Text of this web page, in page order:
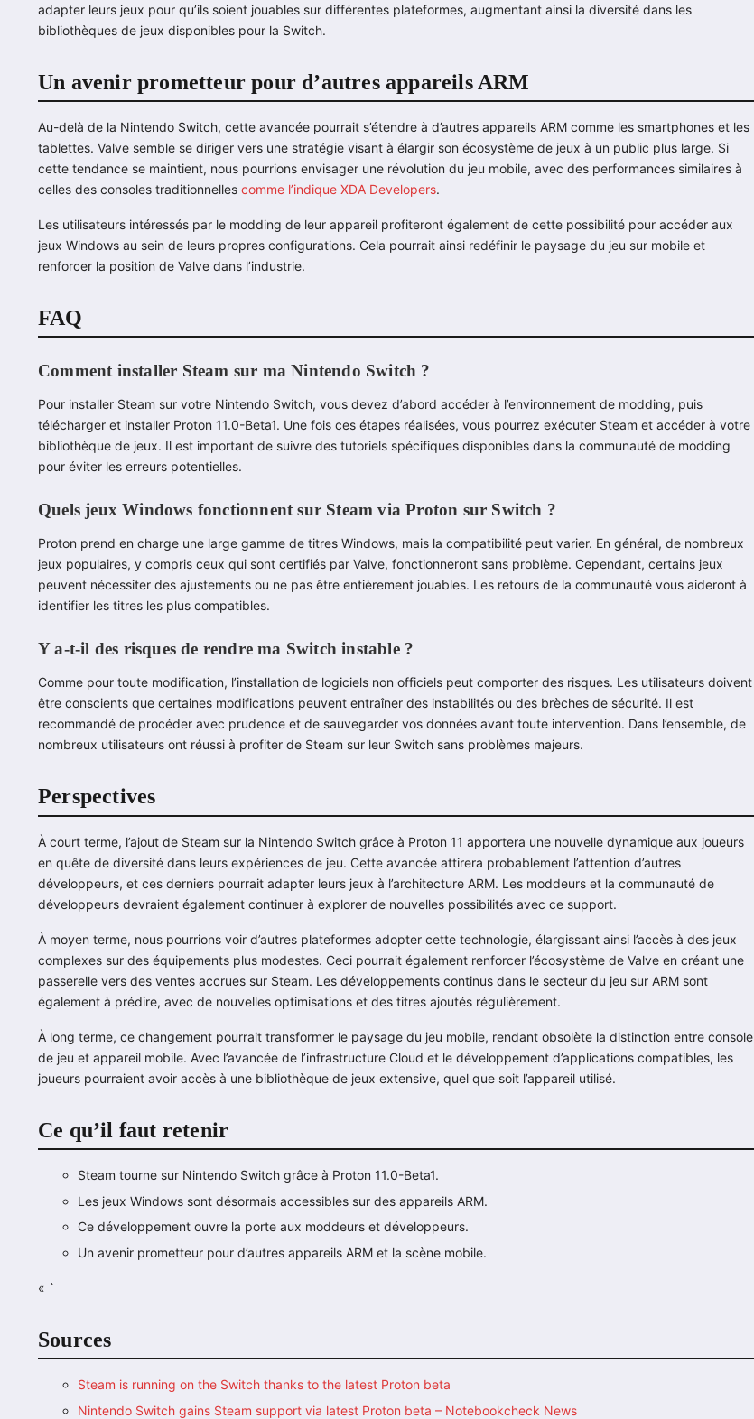
adapter leurs jeux pour qu’ils soient jouables sur différentes plateformes, augmentant ainsi la diversité dans les
bibliothèques de jeux disponibles pour la Switch.
Un avenir prometteur pour d’autres appareils ARM
Au-delà de la Nintendo Switch, cette avancée pourrait s’étendre à d’autres appareils ARM comme les smartphones et les
tablettes. Valve semble se diriger vers une stratégie visant à élargir son écosystème de jeux à un public plus large. Si
cette tendance se maintient, nous pourrions envisager une révolution du jeu mobile, avec des performances similaires à
celles des consoles traditionnelles comme l’indique XDA Developers.
Les utilisateurs intéressés par le modding de leur appareil profiteront également de cette possibilité pour accéder aux
jeux Windows au sein de leurs propres configurations. Cela pourrait ainsi redéfinir le paysage du jeu sur mobile et
renforcer la position de Valve dans l’industrie.
FAQ
Comment installer Steam sur ma Nintendo Switch ?
Pour installer Steam sur votre Nintendo Switch, vous devez d’abord accéder à l’environnement de modding, puis
télécharger et installer Proton 11.0-Beta1. Une fois ces étapes réalisées, vous pourrez exécuter Steam et accéder à votre
bibliothèque de jeux. Il est important de suivre des tutoriels spécifiques disponibles dans la communauté de modding
pour éviter les erreurs potentielles.
Quels jeux Windows fonctionnent sur Steam via Proton sur Switch ?
Proton prend en charge une large gamme de titres Windows, mais la compatibilité peut varier. En général, de nombreux
jeux populaires, y compris ceux qui sont certifiés par Valve, fonctionneront sans problème. Cependant, certains jeux
peuvent nécessiter des ajustements ou ne pas être entièrement jouables. Les retours de la communauté vous aideront à
identifier les titres les plus compatibles.
Y a-t-il des risques de rendre ma Switch instable ?
Comme pour toute modification, l’installation de logiciels non officiels peut comporter des risques. Les utilisateurs doivent
être conscients que certaines modifications peuvent entraîner des instabilités ou des brèches de sécurité. Il est
recommandé de procéder avec prudence et de sauvegarder vos données avant toute intervention. Dans l’ensemble, de
nombreux utilisateurs ont réussi à profiter de Steam sur leur Switch sans problèmes majeurs.
Perspectives
À court terme, l’ajout de Steam sur la Nintendo Switch grâce à Proton 11 apportera une nouvelle dynamique aux joueurs
en quête de diversité dans leurs expériences de jeu. Cette avancée attirera probablement l’attention d’autres
développeurs, et ces derniers pourrait adapter leurs jeux à l’architecture ARM. Les moddeurs et la communauté de
développeurs devraient également continuer à explorer de nouvelles possibilités avec ce support.
À moyen terme, nous pourrions voir d’autres plateformes adopter cette technologie, élargissant ainsi l’accès à des jeux
complexes sur des équipements plus modestes. Ceci pourrait également renforcer l’écosystème de Valve en créant une
passerelle vers des ventes accrues sur Steam. Les développements continus dans le secteur du jeu sur ARM sont
également à prédire, avec de nouvelles optimisations et des titres ajoutés régulièrement.
À long terme, ce changement pourrait transformer le paysage du jeu mobile, rendant obsolète la distinction entre console
de jeu et appareil mobile. Avec l’avancée de l’infrastructure Cloud et le développement d’applications compatibles, les
joueurs pourraient avoir accès à une bibliothèque de jeux extensive, quel que soit l’appareil utilisé.
Ce qu’il faut retenir
Steam tourne sur Nintendo Switch grâce à Proton 11.0-Beta1.
Les jeux Windows sont désormais accessibles sur des appareils ARM.
Ce développement ouvre la porte aux moddeurs et développeurs.
Un avenir prometteur pour d’autres appareils ARM et la scène mobile.
« `
Sources
Steam is running on the Switch thanks to the latest Proton beta
Nintendo Switch gains Steam support via latest Proton beta – Notebookcheck News